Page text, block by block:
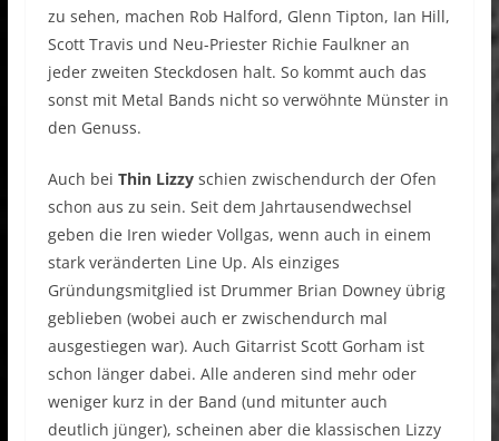
zu sehen, machen Rob Halford, Glenn Tipton, Ian Hill,
Scott Travis und Neu-Priester Richie Faulkner an
jeder zweiten Steckdosen halt. So kommt auch das
sonst mit Metal Bands nicht so verwöhnte Münster in
den Genuss.
Auch bei Thin Lizzy schien zwischendurch der Ofen
schon aus zu sein. Seit dem Jahrtausendwechsel
geben die Iren wieder Vollgas, wenn auch in einem
stark veränderten Line Up. Als einziges
Gründungsmitglied ist Drummer Brian Downey übrig
geblieben (wobei auch er zwischendurch mal
ausgestiegen war). Auch Gitarrist Scott Gorham ist
schon länger dabei. Alle anderen sind mehr oder
weniger kurz in der Band (und mitunter auch
deutlich jünger), scheinen aber die klassischen Lizzy